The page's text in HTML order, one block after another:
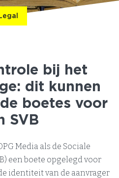
bij het
dit kunnen
boetes voor
SVB
Media als de Sociale
een boete opgelegd voor
identiteit van de aanvrager